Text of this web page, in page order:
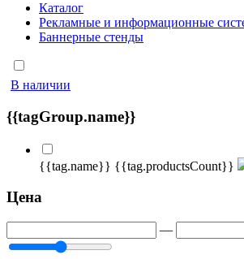
Каталог
Рекламные и информационные
Баннерные стенды
В наличии
{{tagGroup.name}}
{{tag.name}} {{tag.productsCount}}
Цена
—